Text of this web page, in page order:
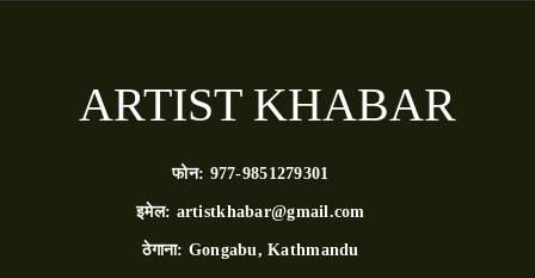
ARTIST KHABAR
फोन: 977-9851279301
इमेल: artistkhabar@gmail.com
ठेगाना: Gongabu, Kathmandu